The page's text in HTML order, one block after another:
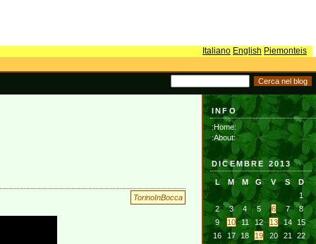
Italiano English Piemonteis
TorinoInBocca
INFO
:Home:
:About:
DICEMBRE 2013
L M M G V S
D
1
2
3 4 5 6 7
8
9
10 11 12 13 14
15
16
17 18 19 20 21
22